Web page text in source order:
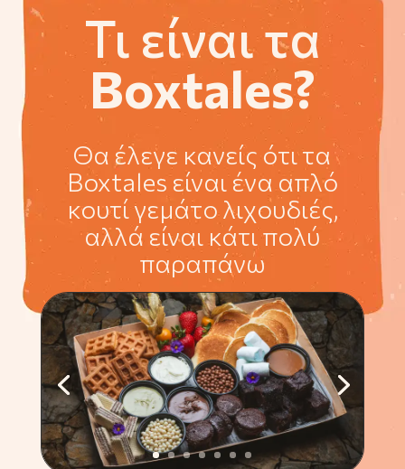
Τι είναι τα
Boxtales?
Θα έλεγε κανείς ότι τα
Boxtales είναι ένα απλό
κουτί γεμάτο λιχουδιές,
αλλά είναι κάτι πολύ
παραπάνω